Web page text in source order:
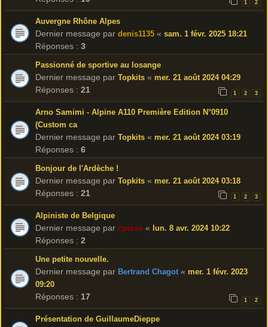
1 2
Auvergne Rhône Alpes
Dernier message par denis1135 « sam. 1 févr. 2025 18:21
Réponses : 3
Passionné de sportive au losange
Dernier message par Topkits « mer. 21 août 2024 04:29
Réponses : 21 1 2 3
Arno Samimi - Alpine A110 Première Edition N°0910
(Custom ca
Dernier message par Topkits « mer. 21 août 2024 03:19
Réponses : 6
Bonjour de l'Ardèche !
Dernier message par Topkits « mer. 21 août 2024 03:18
Réponses : 21 1 2 3
Alpiniste de Belgique
Dernier message par cperso « lun. 8 avr. 2024 10:22
Réponses : 2
Une petite nouvelle.
Dernier message par Bertrand Chagot « mer. 1 févr. 2023
09:20
Réponses : 17 1 2
Présentation de GuillaumeDieppe